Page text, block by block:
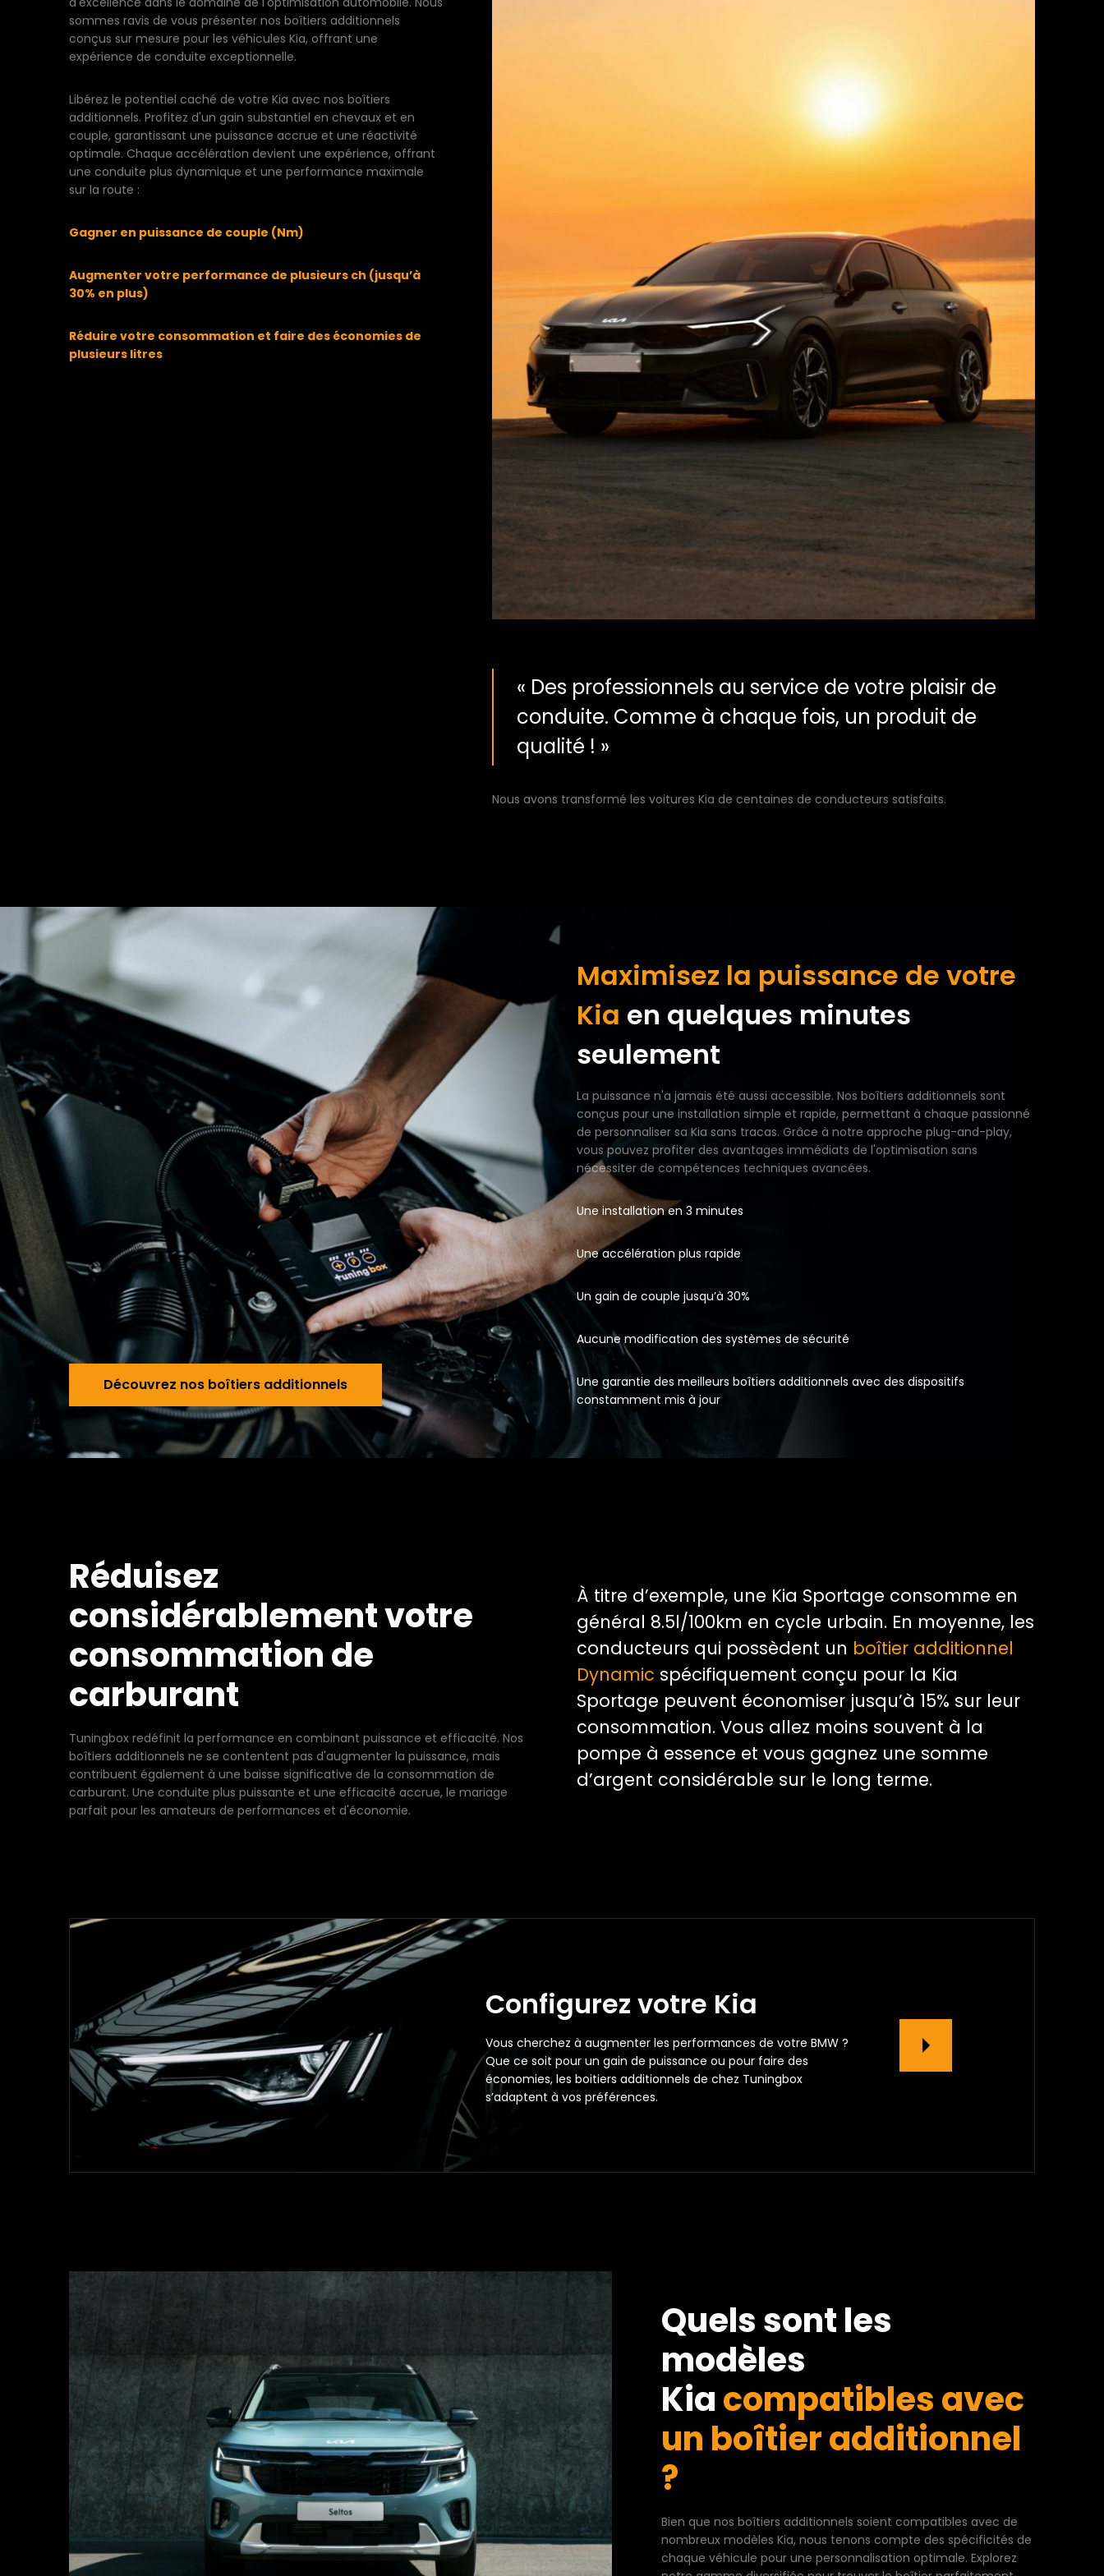
sommes ravis de vous présenter nos boîtiers additionnels
conçus sur mesure pour les véhicules Kia, offrant une
expérience de conduite exceptionnelle.
Libérez le potentiel caché de votre Kia avec nos boîtiers
additionnels. Profitez d'un gain substantiel en chevaux et en
couple, garantissant une puissance accrue et une réactivité
optimale. Chaque accélération devient une expérience, offrant
une conduite plus dynamique et une performance maximale
sur la route :
Gagner en puissance de couple (Nm)
Augmenter votre performance de plusieurs ch (jusqu’à
30% en plus)
Réduire votre consommation et faire des économies de
plusieurs litres
« Des professionnels au service de votre plaisir de
conduite. Comme à chaque fois, un produit de
qualité ! »
Nous avons transformé les voitures Kia de centaines de conducteurs satisfaits.
Découvrez nos boîtiers additionnelsDécouvrez nos boîtiers additionnels
Maximisez la puissance de votre
Kia en quelques minutes
seulement
La puissance n'a jamais été aussi accessible. Nos boîtiers additionnels sont
conçus pour une installation simple et rapide, permettant à chaque passionné
de personnaliser sa Kia sans tracas. Grâce à notre approche plug-and-play,
vous pouvez profiter des avantages immédiats de l'optimisation sans
nécessiter de compétences techniques avancées.
Une installation en 3 minutes
Une accélération plus rapide
Un gain de couple jusqu’à 30%
Aucune modification des systèmes de sécurité
Une garantie des meilleurs boîtiers additionnels avec des dispositifs
constamment mis à jour
Réduisez
considérablement votre
consommation de
carburant
Tuningbox redéfinit la performance en combinant puissance et efficacité. Nos
boîtiers additionnels ne se contentent pas d'augmenter la puissance, mais
contribuent également à une baisse significative de la consommation de
carburant. Une conduite plus puissante et une efficacité accrue, le mariage
parfait pour les amateurs de performances et d'économie.
À titre d’exemple, une Kia Sportage consomme en
général 8.5l/100km en cycle urbain. En moyenne, les
conducteurs qui possèdent un boîtier additionnel
Dynamic spécifiquement conçu pour la Kia
Sportage peuvent économiser jusqu’à 15% sur leur
consommation. Vous allez moins souvent à la
pompe à essence et vous gagnez une somme
d’argent considérable sur le long terme.
Configurez votre Kia
Vous cherchez à augmenter les performances de votre BMW ?
Que ce soit pour un gain de puissance ou pour faire des
économies, les boitiers additionnels de chez Tuningbox
s’adaptent à vos préférences.
Quels sont les
modèles
Kiacompatibles avec
un boîtier additionnel
?
Bien que nos boîtiers additionnels soient compatibles avec de
nombreux modèles Kia, nous tenons compte des spécificités de
chaque véhicule pour une personnalisation optimale. Explorez